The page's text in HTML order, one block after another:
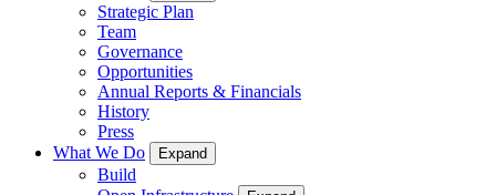
Strategic Plan
Team
Governance
Opportunities
Annual Reports & Financials
History
Press
What We Do
Expand
Build